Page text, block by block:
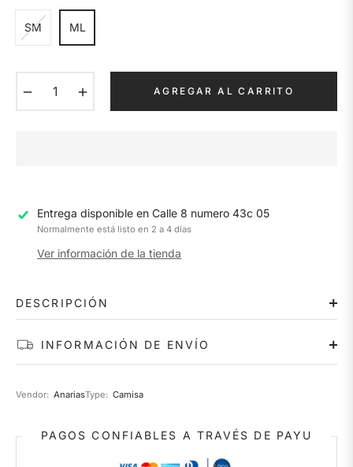
SM ML
AGREGAR AL CARRITO
Entrega disponible enCalle 8 numero 43c 05
Normalmente está listo en 2 a 4 días
Ver información de la tienda
DESCRIPCIÓN
INFORMACIÓN DE ENVÍO
Vendor: AnariasType: Camisa
PAGOS CONFIABLES A TRAVÉS DE PAYU